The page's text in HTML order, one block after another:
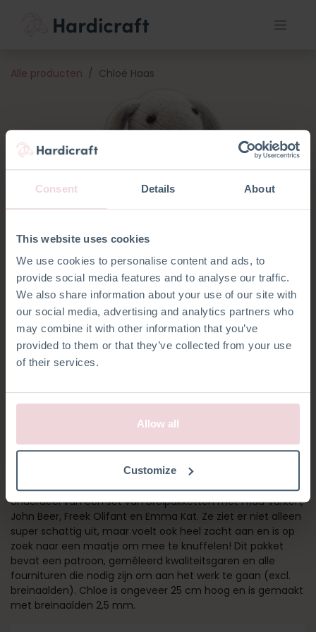
Consent Details About
This website uses cookies
We use cookies to personalise content and ads, to
provide social media features and to analyse our traffic.
We also share information about your use of our site with
our social media, advertising and analytics partners who
may combine it with other information that you’ve
provided to them or that they’ve collected from your use
of their services.
Allow all
Customize
Alle producten Chloë Haas
CHLOË HAAS
Chloe is onder de breipakketten onze bestseller en ze is
onderdeel van een set van breipakketten met Frida Varken,
John Beer, Freek Olifant en Emma Kat. Ze ziet er niet alleen
super schattig uit, maar voelt ook heel zacht aan en is op
zoek naar een maatje om mee te knuffelen! Dit pakket
bevat een patroon, gemêleerd kwaliteitsgaren en alle
fournituren die nodig zijn om aan het werk te gaan (excl.
breinaalden). Chloe is ongeveer 25 cm hoog en is gemaakt
met breinaalden 2,5 mm.